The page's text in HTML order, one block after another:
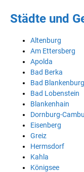
Städte und
Altenburg
Am Ettersberg
Apolda
Bad Berka
Bad Blankenburg
Bad Lobenstein
Blankenhain
Dornburg-
Eisenberg
Greiz
Hermsdorf
Kahla
Königsee